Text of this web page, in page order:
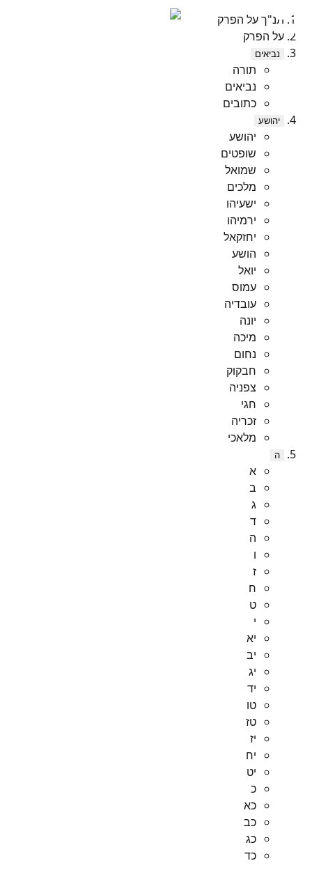
תנ"ך על הפרק
על הפרק
נביאים
תורה
נביאים
כתובים
יהושע
יהושע
שופטים
שמואל
מלכים
ישעיהו
ירמיהו
יחזקאל
הושע
יואל
עמוס
עובדיה
יונה
מיכה
נחום
חבקוק
צפניה
חגי
זכריה
מלאכי
ה
א
ב
ג
ד
ה
ו
ז
ח
ט
י
יא
יב
יג
יד
טו
טז
יז
יח
יט
כ
כא
כב
כג
כד